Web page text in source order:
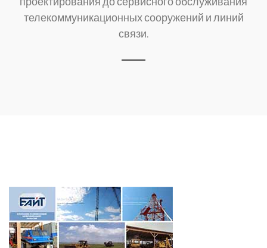
телекоммуникационных сооружений и линий
связи.